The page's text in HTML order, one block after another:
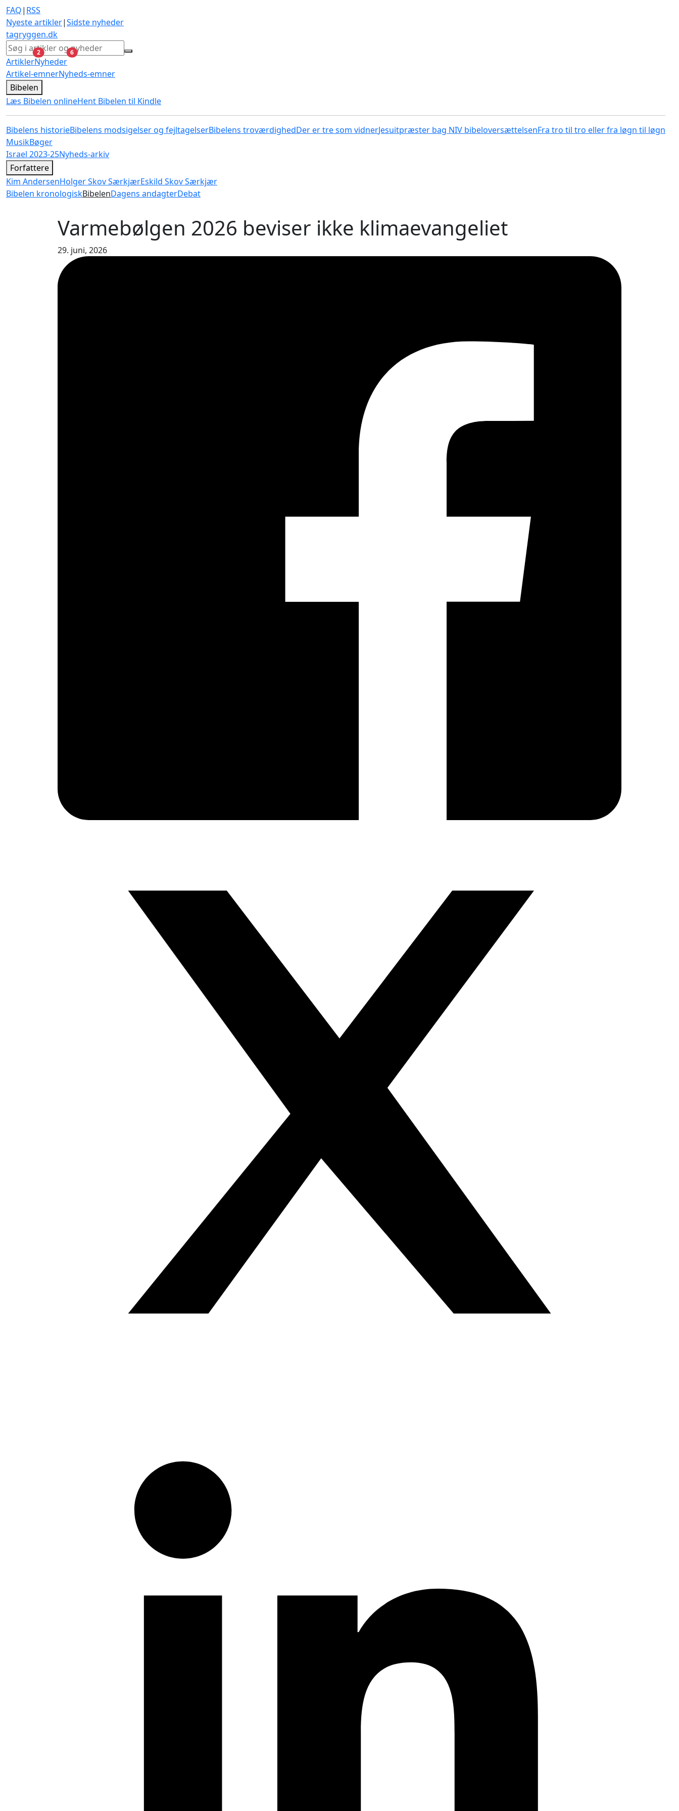
FAQ| RSS
Nyeste artikler|Sidste nyheder
tagryggen.dk
Artikler
2ulæste
Nyheder
6ulæste
Artikel-emnerNyheds-emner
Bibelen
Læs Bibelen onlineHent Bibelen til Kindle
Bibelens historieBibelens modsigelser og fejltagelserBibelens troværdighedDer er tre som vidnerJesuitpræster bag NIV bibeloversættelsenFra tro til tro eller fra løgn til løgn
MusikBøger
Israel 2023-25Nyheds-arkiv
Forfattere
Kim AndersenHolger Skov SærkjærEskild Skov Særkjær
Bibelen kronologiskBibelenDagens andagterDebat
Varmebølgen 2026 beviser ikke klimaevangeliet
29. juni, 2026